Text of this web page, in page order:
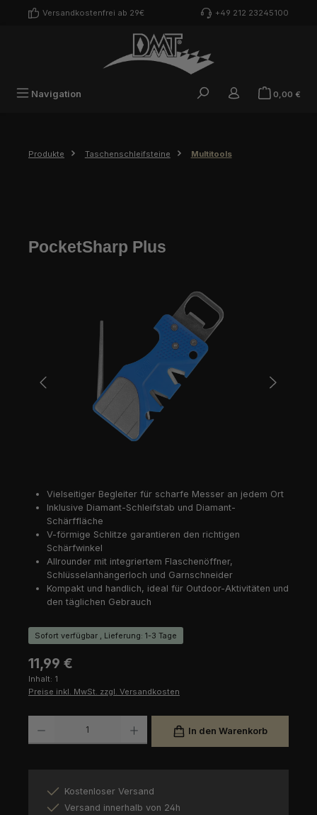
Zum Hauptinhalt springen
Versandkostenfrei ab 29€ +49 212 23245100
Navigation 0,00 €
Produkte Taschenschleifsteine Multitools
PocketSharp Plus
Vielseitiger Begleiter für scharfe Messer an jedem Ort
Inklusive Diamant-Schleifstab und Diamant-
Schärffläche
V-förmige Schlitze garantieren den richtigen
Schärfwinkel
Allrounder mit integriertem Flaschenöffner,
Schlüsselanhängerloch und Garnschneider
Kompakt und handlich, ideal für Outdoor-Aktivitäten und
den täglichen Gebrauch
Sofort verfügbar , Lieferung: 1-3 Tage
Regulärer Preis:
11,99 €
Inhalt: 1
Preise inkl. MwSt. zzgl. Versandkosten
In den Warenkorb
Kostenloser Versand
Versand innerhalb von 24h